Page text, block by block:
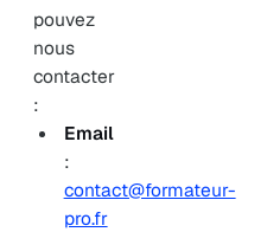
pouvez
nous
contacter
:
Email
:
contact@formateur-
pro.fr